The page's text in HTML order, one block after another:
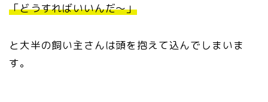
「どうすればいいんだ〜」
と大半の飼い主さんは頭を抱えて込んでしまいま
す。